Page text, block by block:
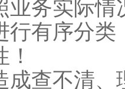
业务实际
行有序分
成查不清